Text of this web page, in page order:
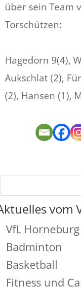
über sein Team
Torschützen:
Hagedorn 9(4),
Aukschlat (2),
(2), Hansen (1),
vom
VfL Horneburg
Badminton
Basketball
Fitness und